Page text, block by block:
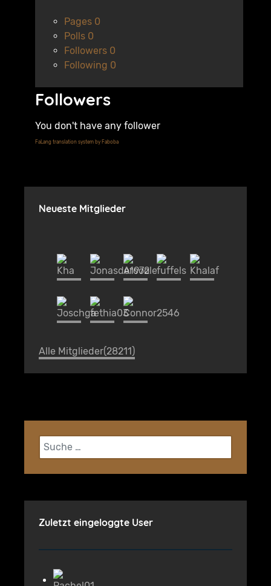
Pages 0
Polls 0
Followers 0
Following 0
Followers
You don't have any follower
FaLang translation system by Faboba
Neueste Mitglieder
Alle Mitglieder(28211)
Suchen
Zuletzt eingeloggte User